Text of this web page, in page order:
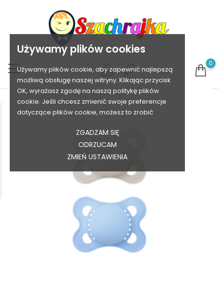
Używamy plików cookies
Używamy plików cookie, aby zapewnić najlepszą
możliwą obsługę naszej witryny. Klikając przycisk
OK, wyrażasz zgodę na naszą politykę plików
cookie. Jeśli chcesz zmienić swoje preferencje
dotyczące plików cookie, możesz to zrobić
ZGADZAM SIĘ
ODRZUCAM
ZMIEŃ USTAWIENIA
0